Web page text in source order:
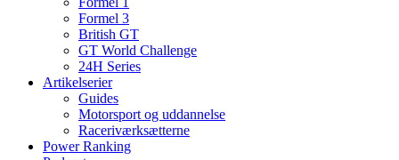
Formel 3
British GT
GT World Challenge
24H Series
Artikelserier
Guides
Motorsport og uddannelse
Raceriværksætterne
Power Ranking